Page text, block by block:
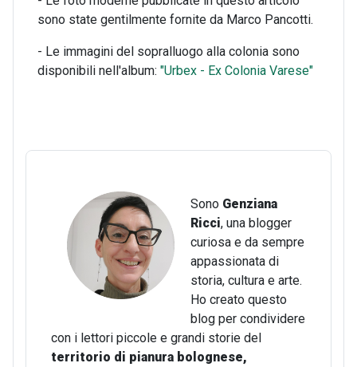
sono state gentilmente fornite da Marco Pancotti.
- Le immagini del sopralluogo alla colonia sono
disponibili nell'album: "Urbex - Ex Colonia Varese"
Sono Genziana
Ricci, una blogger
curiosa e da sempre
appassionata di
storia, cultura e arte.
Ho creato questo
blog per condividere
con i lettori piccole e grandi storie del
territorio di pianura bolognese,